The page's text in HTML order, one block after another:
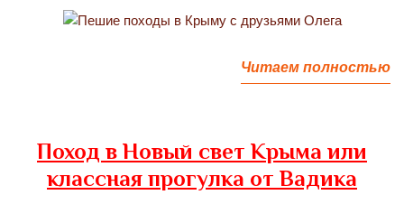
Читаем полностью
Поход в Новый свет Крыма или
классная прогулка от Вадика